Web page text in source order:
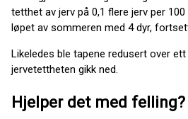
tetthet av jerv på 0,1 flere jerv per
løpet av sommeren med 4 dyr,
Likeledes ble tapene redusert over
jervetettheten gikk ned.
Hjelper det med felling?